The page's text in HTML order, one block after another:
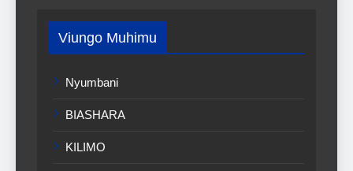
Viungo Muhimu
Nyumbani
BIASHARA
KILIMO